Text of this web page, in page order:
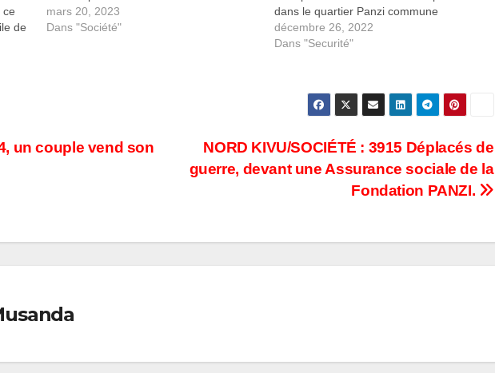
ce
de
marginalisée, humiliée et repoussée à
l’immondice. C’est ce qu’explique à Goma
mars 20, 2023
Dans "Société"
dans le quartier Panzi commune
d’IBANDA en ville de BUKAVU. Selon
Rabbin MUTIMANWA Rapporteur de la
décembre 26, 2022
Dans "Securité"
NORD KIVU/SOCIÉTÉ : 3915 Déplacés de
guerre, devant une Assurance sociale de la
Fondation PANZI.
un couple vend son